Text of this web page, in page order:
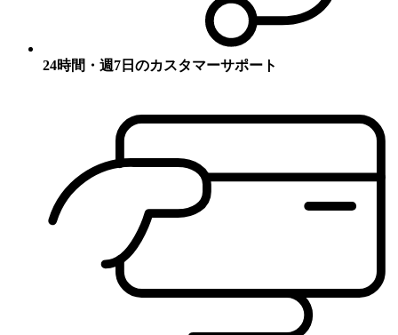
24時間・週7日のカスタマーサポート